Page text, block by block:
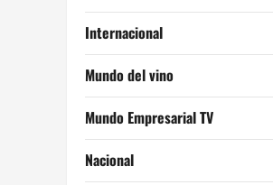
Internacional
Mundo del vino
Mundo Empresarial TV
Nacional